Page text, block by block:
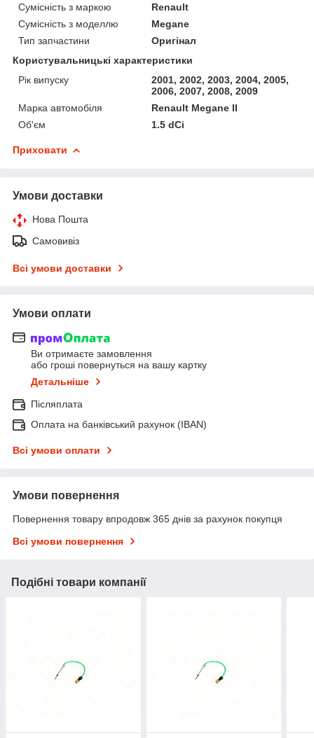
Сумісність з маркою
Renault
Сумісність з моделлю
Megane
Тип запчастини
Оригінал
Користувальницькі характеристики
Рік випуску
2001, 2002, 2003, 2004, 2005,
2006, 2007, 2008, 2009
Марка автомобіля
Renault Megane II
Об'єм
1.5 dCi
Приховати
Умови доставки
Нова Пошта
Самовивіз
Всі умови доставки
Умови оплати
Ви отримаєте замовлення
або гроші повернуться на вашу картку
Детальніше
Післяплата
Оплата на банківський рахунок (IBAN)
Всі умови оплати
Умови повернення
Повернення товару впродовж 365 днів за рахунок покупця
Всі умови повернення
Подібні товари компанії